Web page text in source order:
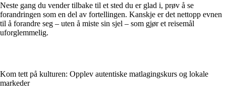
Neste gang du vender tilbake til et sted du er glad i, prøv å se
forandringen som en del av fortellingen. Kanskje er det nettopp evnen
til å forandre seg – uten å miste sin sjel – som gjør et reisemål
uforglemmelig.
Kom tett på kulturen: Opplev autentiske matlagingskurs og lokale
markeder